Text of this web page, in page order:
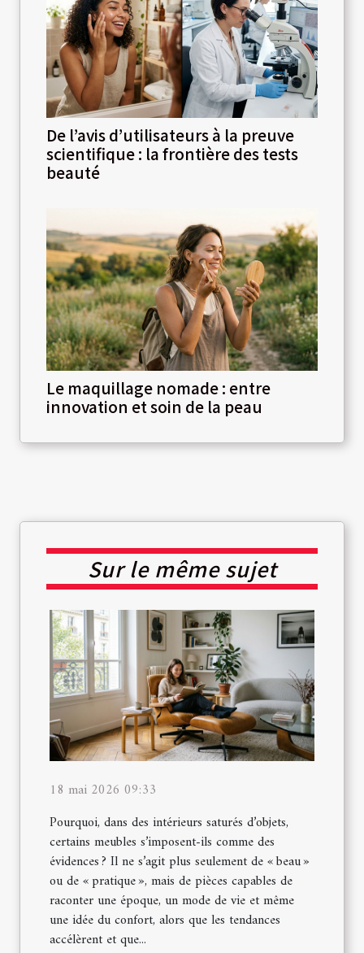
De l’avis d’utilisateurs à la preuve
scientifique : la frontière des tests
beauté
Le maquillage nomade : entre
innovation et soin de la peau
Sur le même sujet
18 mai 2026 09:33
Pourquoi, dans des intérieurs saturés d’objets,
certains meubles s’imposent-ils comme des
évidences ? Il ne s’agit plus seulement de « beau »
ou de « pratique », mais de pièces capables de
raconter une époque, un mode de vie et même
une idée du confort, alors que les tendances
accélèrent et que...